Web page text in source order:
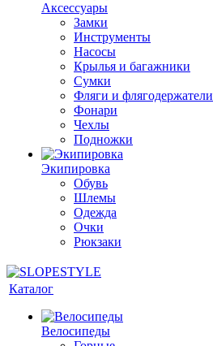
Аксессуары
Замки
Инструменты
Насосы
Крылья и багажники
Сумки
Фляги и флягодержатели
Фонари
Чехлы
Подножки
Экипировка
Обувь
Шлемы
Одежда
Очки
Рюкзаки
Каталог
Велосипеды